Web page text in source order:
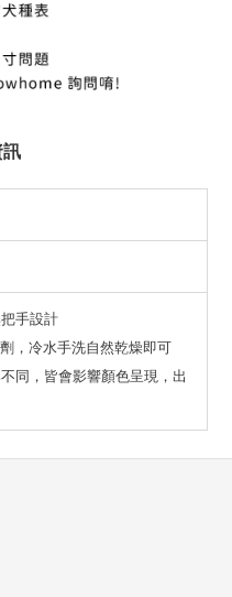
手設計
，冷水手洗自然乾燥即可
同，皆會影響顏色呈現，出